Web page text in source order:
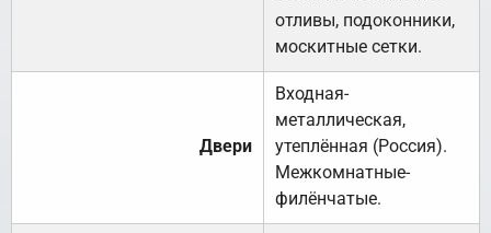
отливы, подоконники,
москитные сетки.
Двери
Входная-
металлическая,
утеплённая (Россия).
Межкомнатные-
филёнчатые.